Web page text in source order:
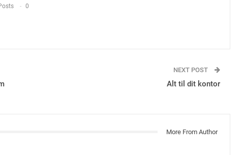
0
NEXT POST
Alt til dit kontor
More From Author